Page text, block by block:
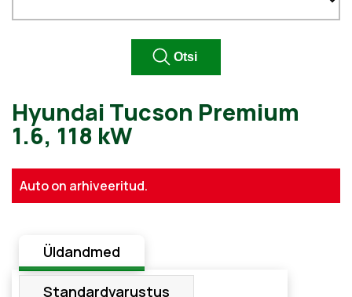
Hyundai Tucson Premium
Auto on arhiveeritud.
Üldandmed
Standardvarustus